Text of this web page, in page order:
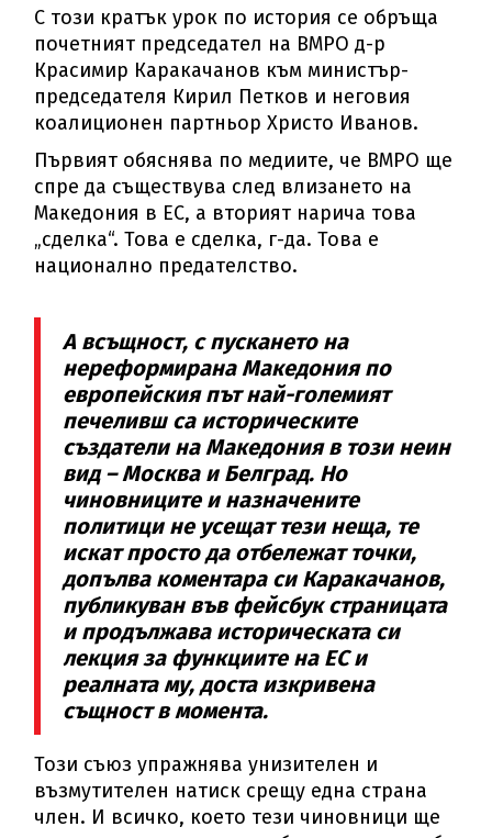
С този кратък урок по история се обръща
почетният председател на ВМРО д-р
Красимир Каракачанов към министър-
председателя Кирил Петков и неговия
коалиционен партньор Христо Иванов.
Първият обяснява по медиите, че ВМРО ще
спре да съществува след влизането на
Македония в ЕС, а вторият нарича това
„сделка“. Това е сделка, г-да. Това е
национално предателство.
А всъщност, с пускането на
нереформирана Македония по
европейския път най-големият
печеливш са историческите
създатели на Македония в този неин
вид – Москва и Белград. Но
чиновниците и назначените
политици не усещат тези неща, те
искат просто да отбележат точки,
допълва коментара си Каракачанов,
публикуван във фейсбук страницата
и продължава историческата си
лекция за функциите на ЕС и
реалната му, доста изкривена
същност в момента.
Този съюз упражнява унизителен и
възмутителен натиск срещу една страна
член. И всичко, което тези чиновници ще